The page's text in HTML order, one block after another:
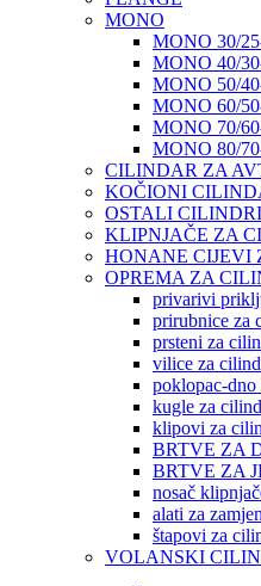
MONO
MONO 30/
MONO 40/
MONO 50/
MONO 60/
MONO 70/
MONO 80/
CILINDAR ZA
KOČIONI
OSTALI CILINDRI
KLIPNJAČE ZA
HONANE CIJEVI
OPREMA ZA
privarivi
prirubnice za
prsteni za
vilice za
poklopac-dno
kugle za
klipovi za
BRTVE ZA
BRTVE ZA
nosač
alati za
štapovi za
VOLANSKI